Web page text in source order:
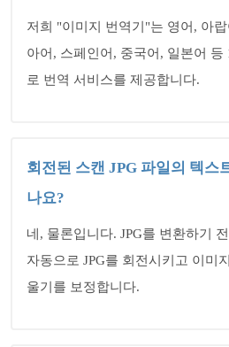
저희 "이미지 번역기"는 영어, 아랍
아어, 스페인어, 중국어, 일본어 등
로 번역 서비스를 제공합니다.
회전된 스캔 JPG 파일의 텍스
나요?
네, 물론입니다. JPG를 변환하기
자동으로 JPG를 회전시키고 이미
울기를 보정합니다.